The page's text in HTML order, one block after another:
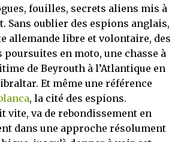
fouilles, secrets aliens mis à
Sans oublier des espions anglais,
allemande libre et volontaire, des
poursuites en moto, une chasse à
de Beyrouth à l’Atlantique en
Et même une référence
, la cité des espions.
vite, va de rebondissement en
dans une approche résolument